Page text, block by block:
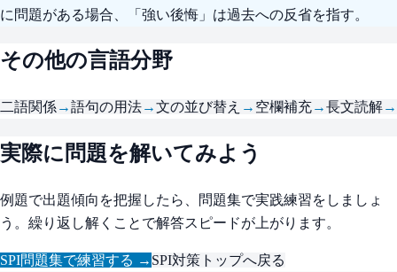
に問題がある場合、「強い後悔」は過去への反省を指す。
その他の言語分野
二語関係→語句の用法→文の並び替え → 空欄補充→長文読解→
実際に問題を解いてみよう
例題で出題傾向を把握したら、問題集で実践練習をしましょ
う。繰り返し解くことで解答スピードが上がります。
SPI問題集で練習する → SPI対策トップへ戻る